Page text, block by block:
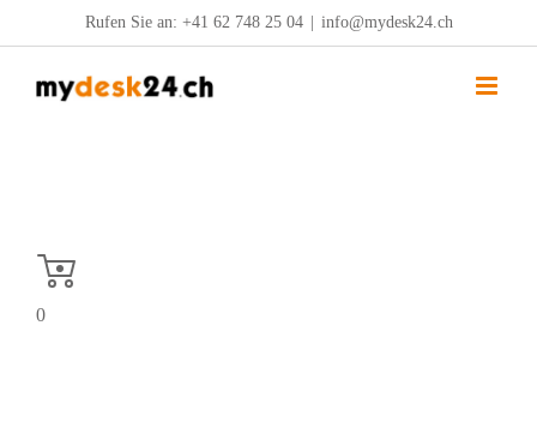
Inhalt
springen
Rufen Sie an: +41 62 748 25 04 info@mydesk24.ch
0